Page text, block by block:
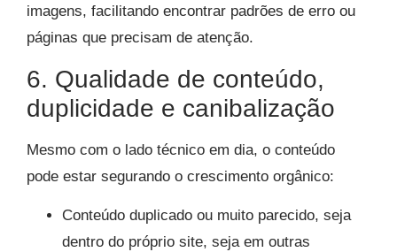
imagens, facilitando encontrar padrões de erro ou
páginas que precisam de atenção.​
6. Qualidade de conteúdo,
duplicidade e canibalização
Mesmo com o lado técnico em dia, o conteúdo
pode estar segurando o crescimento orgânico:
Conteúdo duplicado ou muito parecido, seja
dentro do próprio site, seja em outras